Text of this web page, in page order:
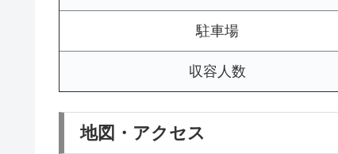
駐車場
収容人数
地図・アクセス